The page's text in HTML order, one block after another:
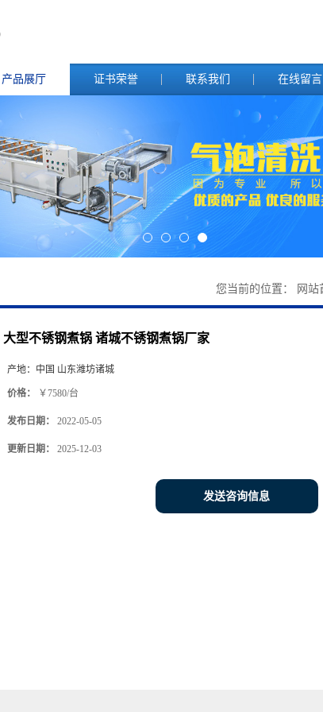
产品展厅 证书荣誉 联系我们 在线留言
您当前的位置： 网站
大型不锈钢煮锅 诸城不锈钢煮锅厂家
产地： 中国 山东潍坊诸城
价格： ￥7580/台
发布日期： 2022-05-05
更新日期： 2025-12-03
发送咨询信息